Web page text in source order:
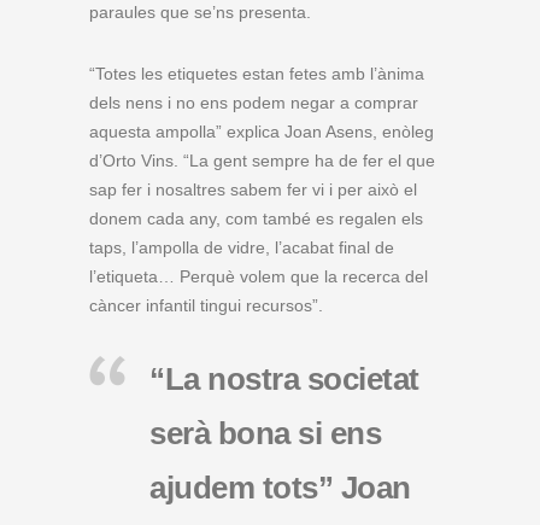
paraules que se’ns presenta.
“Totes les etiquetes estan fetes amb l’ànima
dels nens i no ens podem negar a comprar
aquesta ampolla” explica Joan Asens, enòleg
d’Orto Vins. “La gent sempre ha de fer el que
sap fer i nosaltres sabem fer vi i per això el
donem cada any, com també es regalen els
taps, l’ampolla de vidre, l’acabat final de
l’etiqueta… Perquè volem que la recerca del
càncer infantil tingui recursos”.
“La nostra societat
serà bona si ens
ajudem tots” Joan